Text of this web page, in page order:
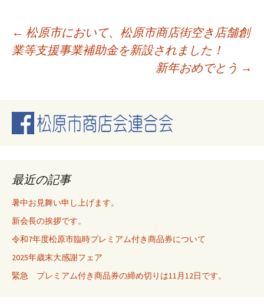
投
ナ
ゲ
ー
シ
← 松原市において、松原市商店街空き店舗創
業等支援事業補助金を新設されました！
新年おめでとう →
最近の記事
暑中お見舞い申し上げます。
新会長の挨拶です。
令和7年度松原市臨時プレミアム付き商品券について
2025年歳末大感謝フェア
緊急 プレミアム付き商品券の締め切りは11月12日です。